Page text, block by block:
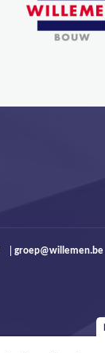
groep@willemen.be